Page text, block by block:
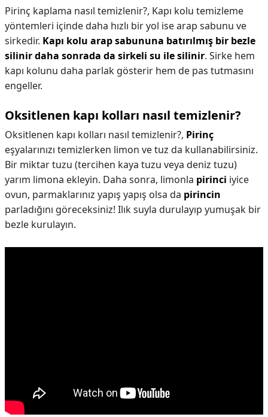
Pirinç kaplama nasıl temizlenir?, Kapı kolu temizleme
yöntemleri içinde daha hızlı bir yol ise arap sabunu ve
sirkedir. Kapı kolu arap sabununa batırılmış bir bezle
silinir daha sonrada da sirkeli su ile silinir. Sirke hem
kapı kolunu daha parlak gösterir hem de pas tutmasını
engeller.
Oksitlenen kapı kolları nasıl temizlenir?
Oksitlenen kapı kolları nasıl temizlenir?, Pirinç
eşyalarınızı temizlerken limon ve tuz da kullanabilirsiniz.
Bir miktar tuzu (tercihen kaya tuzu veya deniz tuzu)
yarım limona ekleyin. Daha sonra, limonla pirinci iyice
ovun, parmaklarınız yapış yapış olsa da pirincin
parladığını göreceksiniz! Ilık suyla durulayıp yumuşak bir
bezle kurulayın.